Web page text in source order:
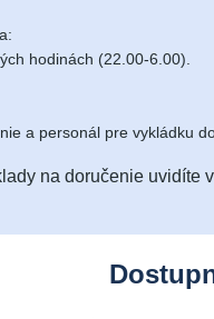
hodinách (22.00-6.00).
a personál pre vykládku
na doručenie uvidíte